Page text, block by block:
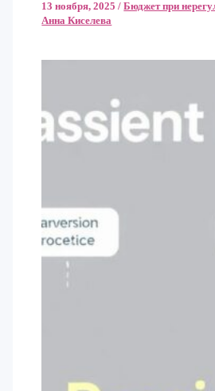
13 ноября, 2025/Бюджет при
Анна Киселева